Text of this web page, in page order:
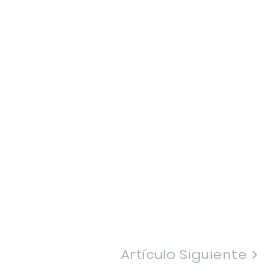
Artículo Siguiente